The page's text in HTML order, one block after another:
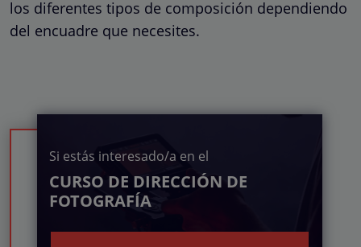
los diferentes tipos de composición dependiendo
del encuadre que necesites.
Si estás interesado/a en el
CURSO DE DIRECCIÓN DE
FOTOGRAFÍA